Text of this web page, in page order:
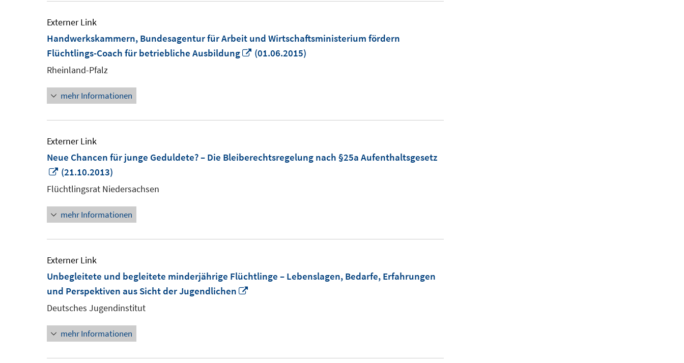
Externer Link
Handwerkskammern, Bundesagentur für Arbeit und Wirtschaftsministerium fördern
Flüchtlings-Coach für betriebliche Ausbildung
In
(01.06.2015)
Rheinland-Pfalz
mehr Informationen
Externer Link
Neue Chancen für junge Geduldete? – Die Bleiberechtsregelung nach §25a Aufenthaltsgesetz
In
neuem
öffnen
(21.10.2013)
Flüchtlingsrat Niedersachsen
mehr Informationen
Externer Link
Unbegleitete und begleitete minderjährige Flüchtlinge – Lebenslagen, Bedarfe, Erfahrungen
und Perspektiven aus Sicht der Jugendlichen
Deutsches Jugendinstitut
mehr Informationen